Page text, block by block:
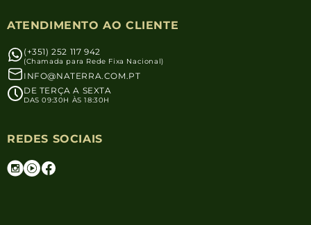
ATENDIMENTO AO CLIENTE
(+351) 252 117 942
(Chamada para Rede Fixa Nacional)
INFO@NATERRA.COM.PT
DE TERÇA A SEXTA
DAS 09:30H ÀS 18:30H
REDES SOCIAIS